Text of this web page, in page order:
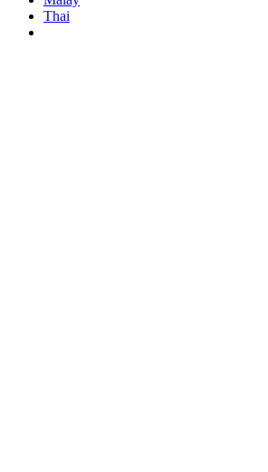
Thai